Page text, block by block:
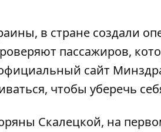
в стране создали
пассажиров,
сайт
чтобы уберечь
Скалецкой, на